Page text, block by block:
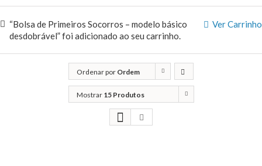
Ver Carrinho
“Bolsa de Primeiros Socorros – modelo básico
desdobrável” foi adicionado ao seu carrinho.
Ordenar por Ordem
predefinida
Mostrar 15 Produtos